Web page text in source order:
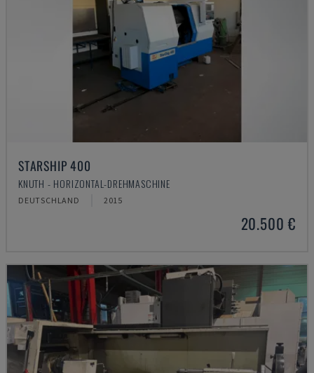
STARSHIP 400
KNUTH - HORIZONTAL-DREHMASCHINE
DEUTSCHLAND 2015
20.500 €